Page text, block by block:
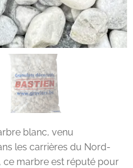
blanc, venu
les carrières du Nord-
ce marbre est réputé pour